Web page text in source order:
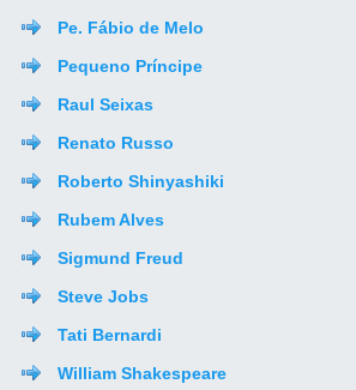
Pe. Fábio de Melo
Pequeno Príncipe
Raul Seixas
Renato Russo
Roberto Shinyashiki
Rubem Alves
Sigmund Freud
Steve Jobs
Tati Bernardi
William Shakespeare